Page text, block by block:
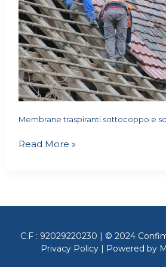
Membrane traspiranti sottocoppo e
Read More »
C.F : 92029220230 | © 2024
Privacy Policy | Powered by